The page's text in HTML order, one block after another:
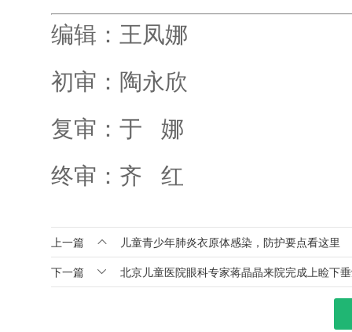
编辑：王凤娜
初审：陶永欣
复审：于 娜
终审：齐 红
上一篇  儿童青少年肺炎衣原体感染，防护要点看这里
下一篇  北京儿童医院眼科专家蒋晶晶来院完成上睑下